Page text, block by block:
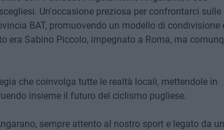
Un'occasione preziosa per confrontarci sulle
BAT, promuovendo un modello di condivisione
era Sabino Piccolo, impegnato a Roma, ma
che coinvolga tutte le realtà locali, mettendole in
insieme il futuro del ciclismo pugliese.
sempre attento al nostro sport e legato da